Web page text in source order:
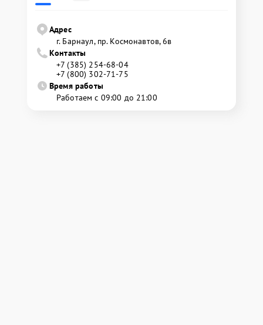
Адрес
г. Барнаул, ​пр. Космонавтов, 6в
Контакты
+7 (385) 254-68-04
+7 (800) 302-71-75
Время работы
Работаем с 09:00 до 21:00